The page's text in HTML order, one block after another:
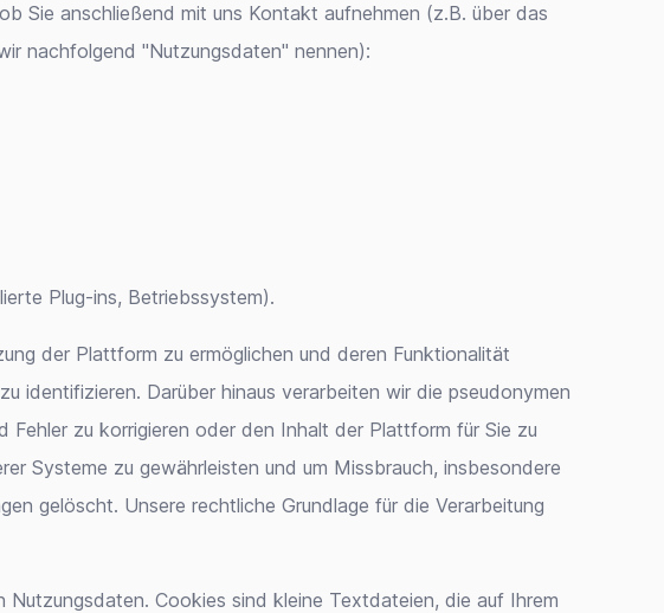
Sie anschließend mit uns Kontakt aufnehmen (z.B. über das
nachfolgend "Nutzungsdaten" nennen):
Plug-ins, Betriebssystem).
der Plattform zu ermöglichen und deren Funktionalität
identifizieren. Darüber hinaus verarbeiten wir die pseudonymen
Fehler zu korrigieren oder den Inhalt der Plattform für Sie zu
Systeme zu gewährleisten und um Missbrauch, insbesondere
gelöscht. Unsere rechtliche Grundlage für die Verarbeitung
Cookies sind kleine Textdateien, die auf Ihrem